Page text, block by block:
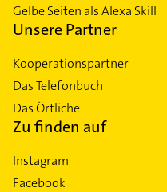
Gelbe Seiten als Alexa Skill
Unsere Partner
Kooperationspartner
Das Telefonbuch
Das Örtliche
Zu finden auf
Instagram
Facebook